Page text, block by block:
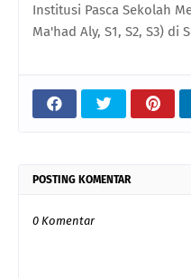
Institusi Pasca Sekolah
Ma'had Aly, S1, S2, S3) di
POSTING KOMENTAR
0 Komentar